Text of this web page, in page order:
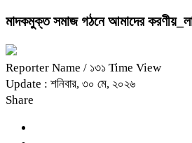
মাদকমুক্ত সমাজ গঠনে আমাদের
Reporter Name / ১৩১ Time View
Update : শনিবার, ৩০ মে, ২০২৬
Share